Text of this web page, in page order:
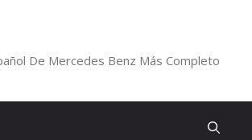
De Mercedes Benz Más Completo